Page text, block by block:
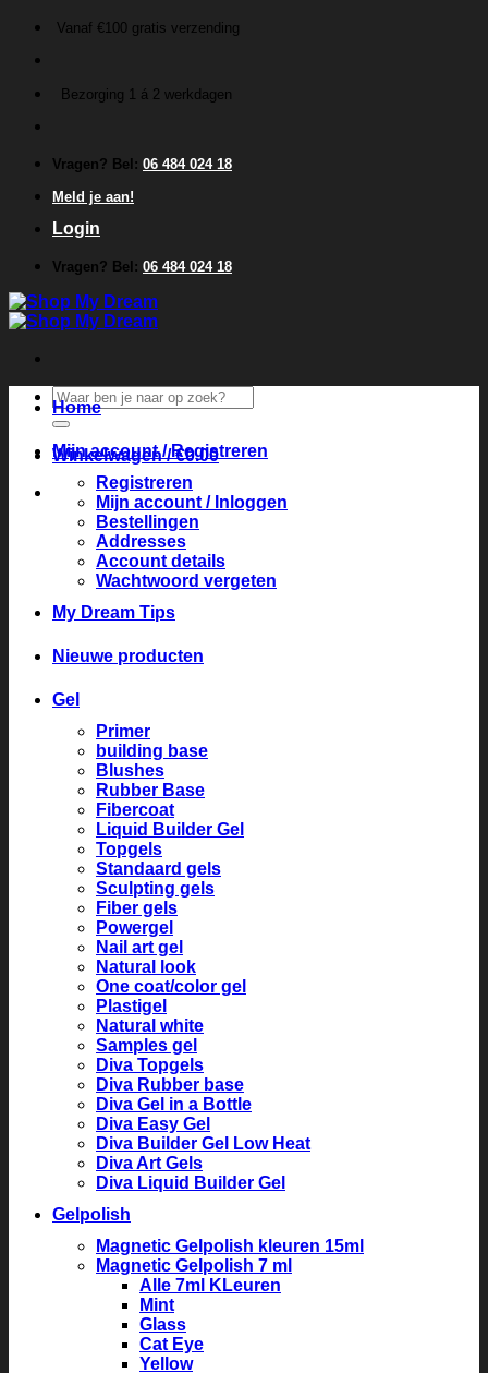
inhoud
Vanaf €100 gratis verzending
Bezorging 1 á 2 werkdagen
Vragen? Bel: 06 484 024 18
Meld je aan!
Login
Vragen? Bel: 06 484 024 18
Zoeken
naar:
Winkelwagen /€0.00
Home
Mijn account / Registreren
Registreren
Mijn account / Inloggen
Bestellingen
Addresses
Account details
Wachtwoord vergeten
My Dream Tips
Nieuwe producten
Gel
Primer
building base
Blushes
Rubber Base
Fibercoat
Liquid Builder Gel
Topgels
Standaard gels
Sculpting gels
Fiber gels
Powergel
Nail art gel
Natural look
One coat/color gel
Plastigel
Natural white
Samples gel
Diva Topgels
Diva Rubber base
Diva Gel in a Bottle
Diva Easy Gel
Diva Builder Gel Low Heat
Diva Art Gels
Diva Liquid Builder Gel
Gelpolish
Magnetic Gelpolish kleuren 15ml
Magnetic Gelpolish 7 ml
Alle 7ml KLeuren
Mint
Glass
Cat Eye
Yellow